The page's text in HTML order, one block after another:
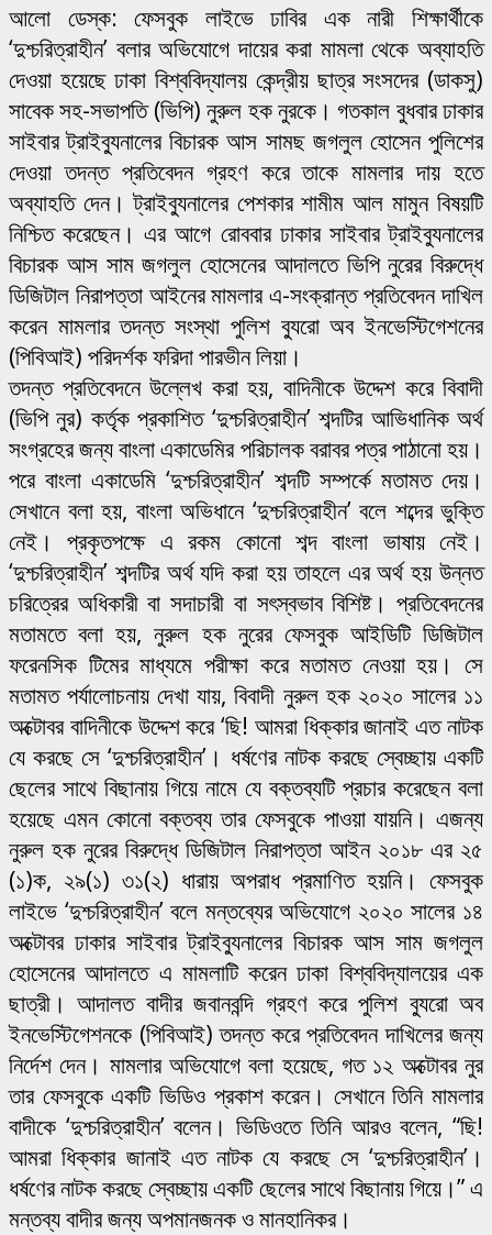
আলো ডেস্ক: ফেসবুক লাইভে ঢাবির এক নারী শিক্ষার্থীকে
‘দুশ্চরিত্রাহীন’ বলার অভিযোগে দায়ের করা মামলা থেকে অব্যাহতি
দেওয়া হয়েছে ঢাকা বিশ্ববিদ্যালয় কেন্দ্রীয় ছাত্র সংসদের (ডাকসু)
সাবেক সহ-সভাপতি (ভিপি) নুরুল হক নুরকে। গতকাল বুধবার ঢাকার
সাইবার ট্রাইব্যুনালের বিচারক আস সামছ জগলুল হোসেন পুলিশের
দেওয়া তদন্ত প্রতিবেদন গ্রহণ করে তাকে মামলার দায় হতে
অব্যাহতি দেন। ট্রাইব্যুনালের পেশকার শামীম আল মামুন বিষয়টি
নিশ্চিত করেছেন। এর আগে রোববার ঢাকার সাইবার ট্রাইব্যুনালের
বিচারক আস সাম জগলুল হোসেনের আদালতে ভিপি নুরের বিরুদ্ধে
ডিজিটাল নিরাপত্তা আইনের মামলার এ-সংক্রান্ত প্রতিবেদন দাখিল
করেন মামলার তদন্ত সংস্থা পুলিশ ব্যুরো অব ইনভেস্টিগেশনের
(পিবিআই) পরিদর্শক ফরিদা পারভীন লিয়া।
তদন্ত প্রতিবেদনে উল্লেখ করা হয়, বাদিনীকে উদ্দেশ করে বিবাদী
(ভিপি নুর) কর্তৃক প্রকাশিত ‘দুশ্চরিত্রাহীন’ শব্দটির আভিধানিক অর্থ
সংগ্রহের জন্য বাংলা একাডেমির পরিচালক বরাবর পত্র পাঠানো হয়।
পরে বাংলা একাডেমি ‘দুশ্চরিত্রাহীন’ শব্দটি সম্পর্কে মতামত দেয়।
সেখানে বলা হয়, বাংলা অভিধানে ‘দুশ্চরিত্রাহীন’ বলে শব্দের ভুক্তি
নেই। প্রকৃতপক্ষে এ রকম কোনো শব্দ বাংলা ভাষায় নেই।
‘দুশ্চরিত্রাহীন’ শব্দটির অর্থ যদি করা হয় তাহলে এর অর্থ হয় উন্নত
চরিত্রের অধিকারী বা সদাচারী বা সৎস্বভাব বিশিষ্ট। প্রতিবেদনের
মতামতে বলা হয়, নুরুল হক নুরের ফেসবুক আইডিটি ডিজিটাল
ফরেনসিক টিমের মাধ্যমে পরীক্ষা করে মতামত নেওয়া হয়। সে
মতামত পর্যালোচনায় দেখা যায়, বিবাদী নুরুল হক ২০২০ সালের ১১
অক্টোবর বাদিনীকে উদ্দেশ করে ‘ছি! আমরা ধিক্কার জানাই এত নাটক
যে করছে সে ‘দুশ্চরিত্রাহীন’। ধর্ষণের নাটক করছে স্বেচ্ছায় একটি
ছেলের সাথে বিছানায় গিয়ে নামে যে বক্তব্যটি প্রচার করেছেন বলা
হয়েছে এমন কোনো বক্তব্য তার ফেসবুকে পাওয়া যায়নি। এজন্য
নুরুল হক নুরের বিরুদ্ধে ডিজিটাল নিরাপত্তা আইন ২০১৮ এর ২৫
(১)ক, ২৯(১) ৩১(২) ধারায় অপরাধ প্রমাণিত হয়নি। ফেসবুক
লাইভে ‘দুশ্চরিত্রাহীন’ বলে মন্তব্যের অভিযোগে ২০২০ সালের ১৪
অক্টোবর ঢাকার সাইবার ট্রাইব্যুনালের বিচারক আস সাম জগলুল
হোসেনের আদালতে এ মামলাটি করেন ঢাকা বিশ্ববিদ্যালয়ের এক
ছাত্রী। আদালত বাদীর জবানবন্দি গ্রহণ করে পুলিশ ব্যুরো অব
ইনভেস্টিগেশনকে (পিবিআই) তদন্ত করে প্রতিবেদন দাখিলের জন্য
নির্দেশ দেন। মামলার অভিযোগে বলা হয়েছে, গত ১২ অক্টোবর নুর
তার ফেসবুকে একটি ভিডিও প্রকাশ করেন। সেখানে তিনি মামলার
বাদীকে ‘দুশ্চরিত্রাহীন’ বলেন। ভিডিওতে তিনি আরও বলেন, “ছি!
আমরা ধিক্কার জানাই এত নাটক যে করছে সে ‘দুশ্চরিত্রাহীন’।
ধর্ষণের নাটক করছে স্বেচ্ছায় একটি ছেলের সাথে বিছানায় গিয়ে।” এ
মন্তব্য বাদীর জন্য অপমানজনক ও মানহানিকর।